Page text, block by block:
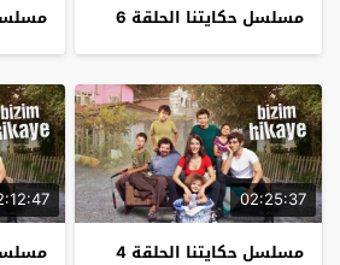
مسلسل حكايتنا الحلقة 6
02:25:37
مسلسل حكايتنا الحلقة 4